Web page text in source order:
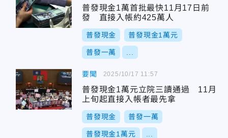
普發現金1萬首批最快11月17日前
發 直接入帳約425萬人
普發現金 普發現金1萬元
普發一萬
要聞
普發現金1萬元立院三讀通過 11月
上旬起直接入帳者最先拿
普發現金 普發一萬
普發現金1萬元
2025/10/17 11:57